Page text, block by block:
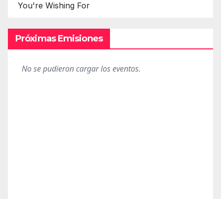
You're Wishing For
Próximas Emisiones